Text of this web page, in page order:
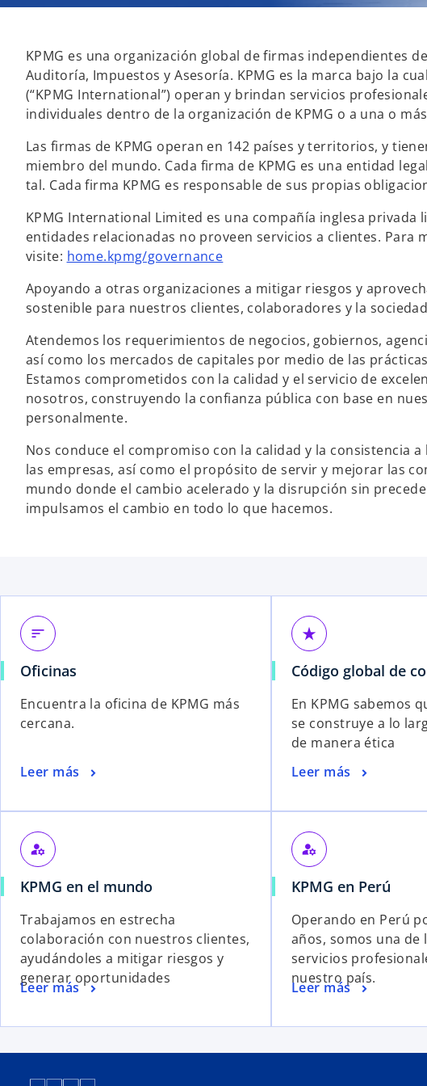
KPMG es una organización global de firmas independientes
Auditoría, Impuestos y Asesoría. KPMG es la marca bajo la
(“KPMG International”) operan y brindan servicios
individuales dentro de la organización de KPMG o a una o
Las firmas de KPMG operan en 142 países y territorios, y
miembro del mundo. Cada firma de KPMG es una entidad
tal. Cada firma KPMG es responsable de sus propias
KPMG International Limited es una compañía inglesa
entidades relacionadas no proveen servicios a clientes.
visite: home.kpmg/governance
Apoyando a otras organizaciones a mitigar riesgos y
sostenible para nuestros clientes, colaboradores y la
Atendemos los requerimientos de negocios, gobiernos,
así como los mercados de capitales por medio de las
Estamos comprometidos con la calidad y el servicio de
nosotros, construyendo la confianza pública con base en
personalmente.
Nos conduce el compromiso con la calidad y la consistencia
las empresas, así como el propósito de servir y mejorar las
mundo donde el cambio acelerado y la disrupción sin
impulsamos el cambio en todo lo que hacemos.
sort
Oficinas
Encuentra la oficina de KPMG más
cercana.
Leer más
manage_accounts
KPMG en el mundo
Trabajamos en estrecha
colaboración con nuestros clientes,
ayudándoles a mitigar riesgos y
generar oportunidades
Leer más
star_rate
Código global de
En KPMG sabemos
se construye a lo
de manera ética
Leer más
manage_accounts
KPMG en Perú
Operando en Perú
años, somos una de
servicios
nuestro país.
Leer más